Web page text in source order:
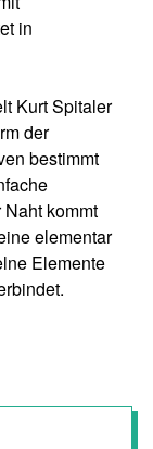
in
Kurt Spitaler
der
bestimmt
kommt
elementar
Elemente